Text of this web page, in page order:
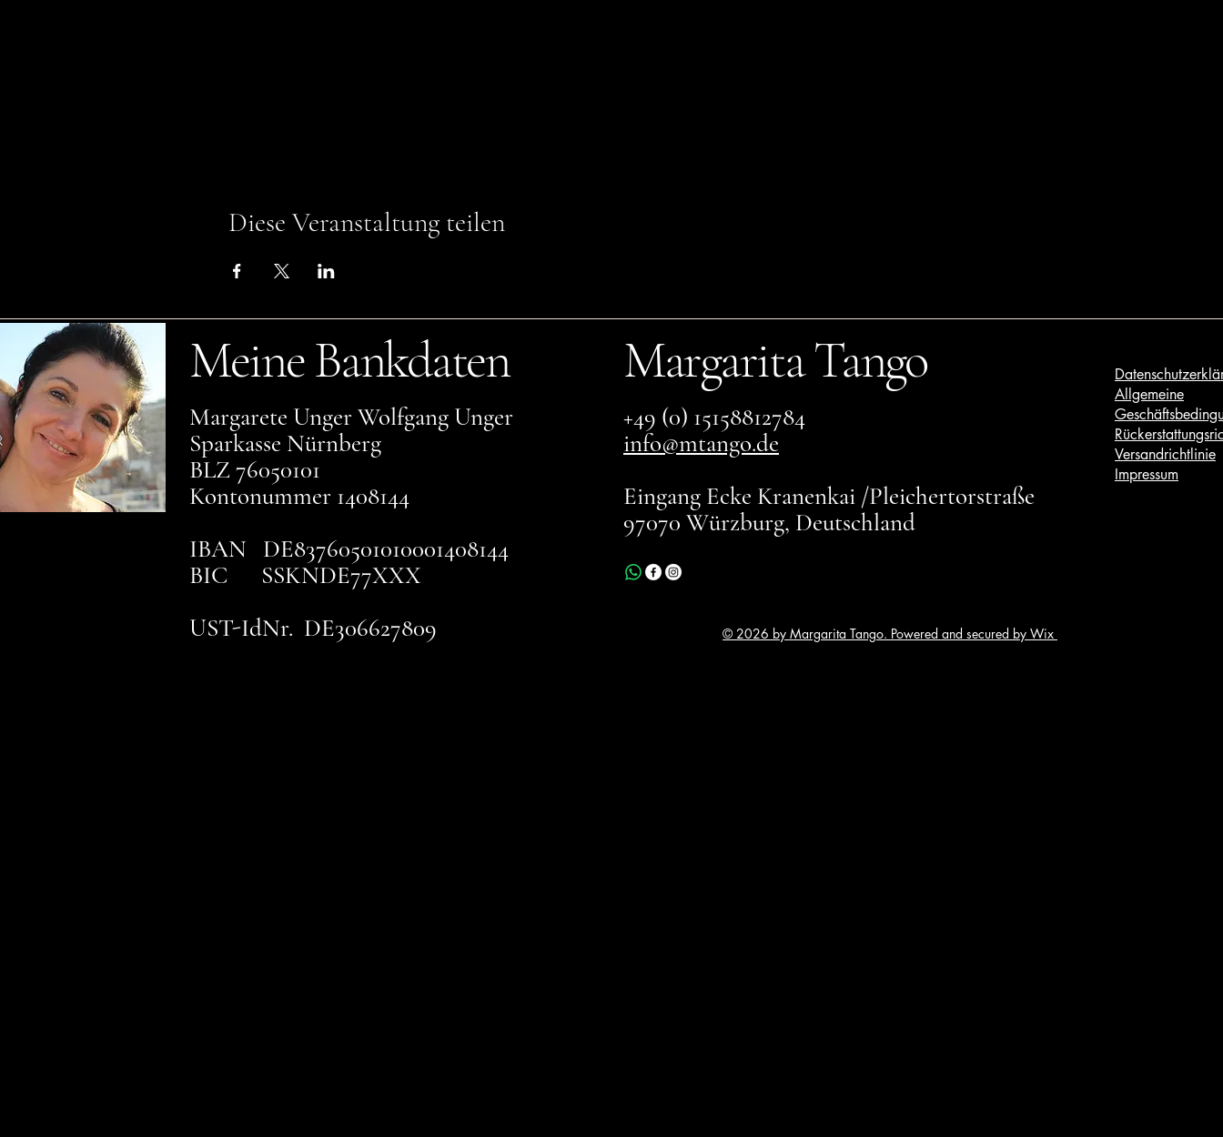
Diese Veranstaltung teilen
Meine Bankdaten
Margarete Unger Wolfgang Unger
Sparkasse Nürnberg
BLZ 76050101
Kontonummer 1408144
IBAN DE83760501010001408144
BIC SSKNDE77XXX
UST-IdNr. DE306627809
Margarita Tango
+49 (0) 15158812784
info@mtango.de
Eingang Ecke Kranenkai /Pleichertorstraße
97070 Würzburg, Deutschland
Allgemeine
Versandrichtlinie
Impressum
© 2026 by Margarita Tango. Powered and secured by Wix